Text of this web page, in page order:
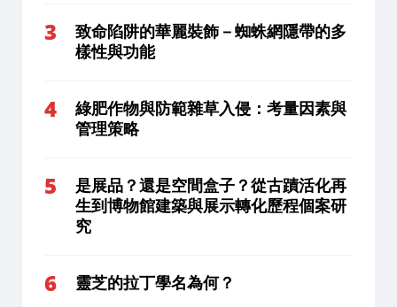
致命陷阱的華麗裝飾－蜘蛛網隱帶的多
樣性與功能
綠肥作物與防範雜草入侵：考量因素與
管理策略
是展品？還是空間盒子？從古蹟活化再
生到博物館建築與展示轉化歷程個案研
究
靈芝的拉丁學名為何？